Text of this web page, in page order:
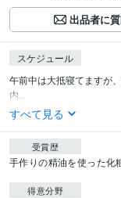
出品者に
スケジュール
午前中は大抵寝てますが
内...
すべて見る
受賞歴
手作りの精油を使った化
得意分野